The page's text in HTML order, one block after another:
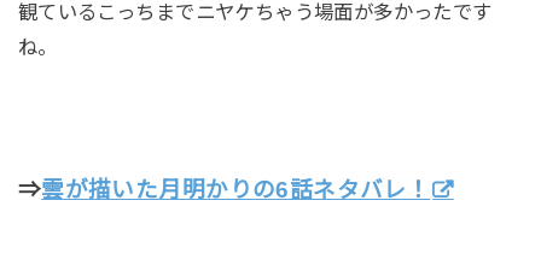
観ているこっちまでニヤケちゃう場面が多かったです
ね。
⇒雲が描いた月明かりの6話ネタバレ！